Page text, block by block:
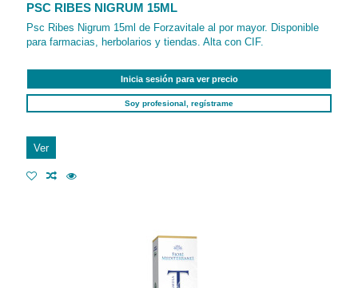
PSC RIBES NIGRUM 15ML
Psc Ribes Nigrum 15ml de Forzavitale al por mayor. Disponible
para farmacias, herbolarios y tiendas. Alta con CIF.
Inicia sesión para ver precio
Soy profesional, regístrame
Ver